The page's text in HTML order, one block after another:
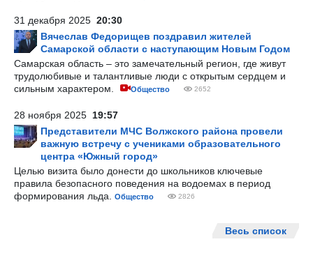
31 декабря 2025 20:30
Вячеслав Федорищев поздравил жителей
Самарской области с наступающим Новым Годом
Самарская область – это замечательный регион, где живут
трудолюбивые и талантливые люди с открытым сердцем и
сильным характером.
Общество 2652
28 ноября 2025 19:57
Представители МЧС Волжского района провели
важную встречу с учениками образовательного
центра «Южный город»
Целью визита было донести до школьников ключевые
правила безопасного поведения на водоемах в период
формирования льда.
Общество 2826
Весь список